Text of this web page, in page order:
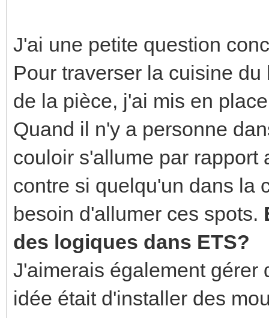
J'ai une petite question
Pour traverser la cuisine
de la pièce, j'ai mis en
Quand il n'y a personne
couloir s'allume par rapport
contre si quelqu'un dans la
besoin d'allumer ces spots.
des logiques dans ETS?
J'aimerais également gérer
idée était d'installer des